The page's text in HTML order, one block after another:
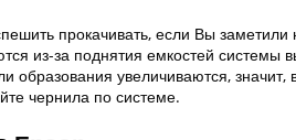
прокачивать, если Вы
из-за поднятия емкостей системы
увеличиваются,
чернила по системе.